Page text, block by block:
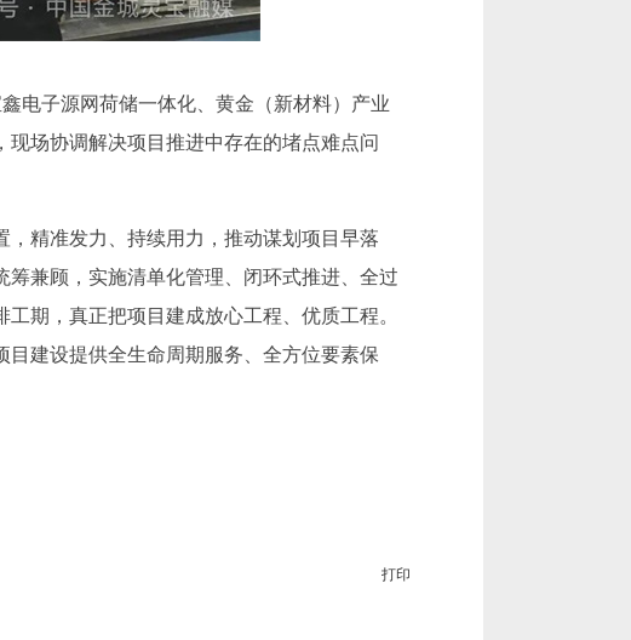
电子源网荷储一体化、黄金（新材料）产业
场协调解决项目推进中存在的堵点难点问
精准发力、持续用力，推动谋划项目早落
兼顾，实施清单化管理、闭环式推进、全过
期，真正把项目建成放心工程、优质工程。
建设提供全生命周期服务、全方位要素保
打印